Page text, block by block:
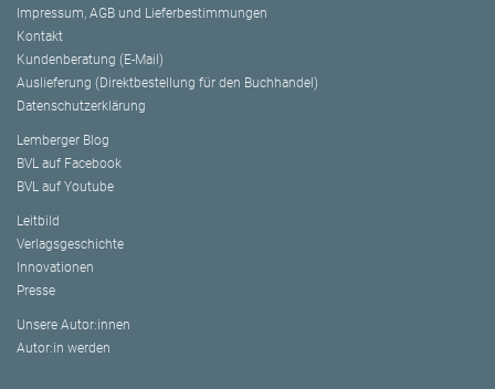
Impressum, AGB und Lieferbestimmungen
Kontakt
Kundenberatung (E-Mail)
Auslieferung (Direktbestellung für den Buchhandel)
Datenschutzerklärung
Lemberger Blog
BVL auf Facebook
BVL auf Youtube
Leitbild
Verlagsgeschichte
Innovationen
Presse
Unsere Autor:innen
Autor:in werden